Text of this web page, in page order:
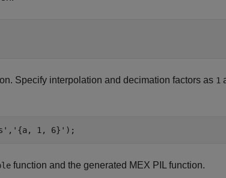
Specify interpolation and decimation factors as 1
1, 6}');
function and the generated MEX PIL function.